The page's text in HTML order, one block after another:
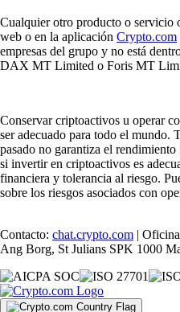
Cualquier otro producto o servicio
web o en la aplicación Crypto.com
empresas del grupo y no está
DAX MT Limited o Foris MT
Conservar criptoactivos u operar
ser adecuado para todo el mundo.
pasado no garantiza el
si invertir en criptoactivos es
financiera y tolerancia al riesgo.
sobre los riesgos asociados con
Contacto: chat.crypto.com |
Ang Borg, St Julians SPK 1000